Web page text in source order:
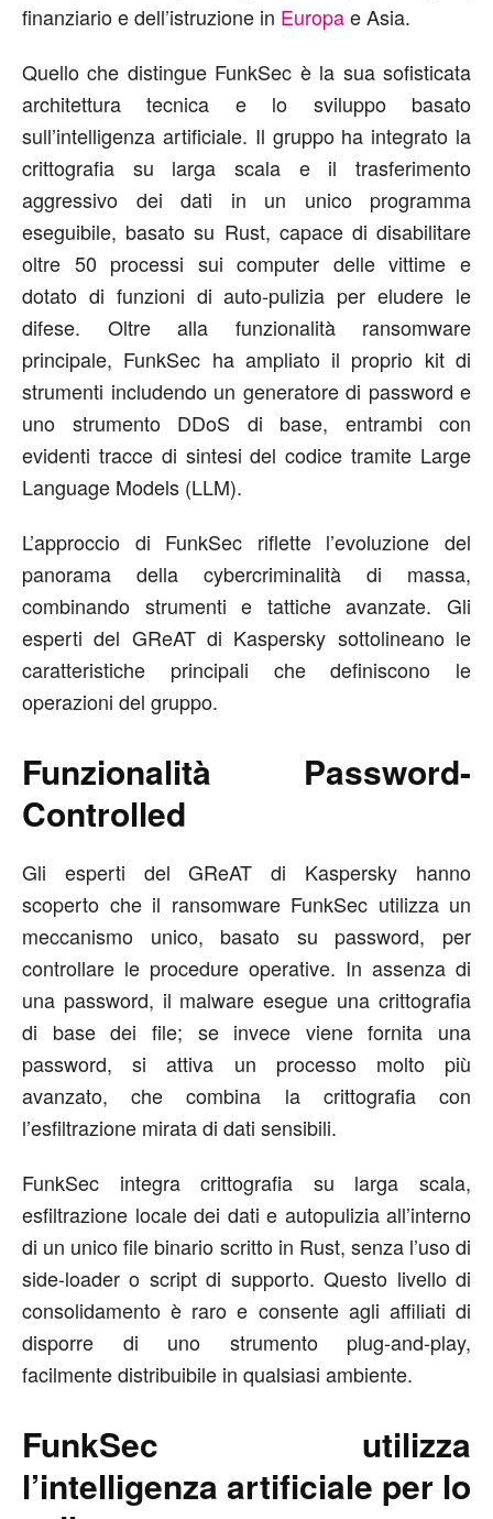
finanziario e dell’istruzione in Europae Asia.
Quello che distingue FunkSec è la sua sofisticata
architettura tecnica e lo sviluppo basato
sull’intelligenza artificiale. Il gruppo ha integrato la
crittografia su larga scala e il trasferimento
aggressivo dei dati in un unico programma
eseguibile, basato su Rust, capace di disabilitare
oltre 50 processi sui computer delle vittime e
dotato di funzioni di auto-pulizia per eludere le
difese. Oltre alla funzionalità ransomware
principale, FunkSec ha ampliato il proprio kit di
strumenti includendo un generatore di password e
uno strumento DDoS di base, entrambi con
evidenti tracce di sintesi del codice tramite Large
Language Models (LLM).
L’approccio di FunkSec riflette l’evoluzione del
panorama della cybercriminalità di massa,
combinando strumenti e tattiche avanzate. Gli
esperti del GReAT di Kaspersky sottolineano le
caratteristiche principali che definiscono le
operazioni del gruppo.
Funzionalità Password-
Controlled
Gli esperti del GReAT di Kaspersky hanno
scoperto che il ransomware FunkSec utilizza un
meccanismo unico, basato su password, per
controllare le procedure operative. In assenza di
una password, il malware esegue una crittografia
di base dei file; se invece viene fornita una
password, si attiva un processo molto più
avanzato, che combina la crittografia con
l’esfiltrazione mirata di dati sensibili.
FunkSec integra crittografia su larga scala,
esfiltrazione locale dei dati e autopulizia all’interno
di un unico file binario scritto in Rust, senza l’uso di
side-loader o script di supporto. Questo livello di
consolidamento è raro e consente agli affiliati di
disporre di uno strumento plug-and-play,
facilmente distribuibile in qualsiasi ambiente.
FunkSec utilizza
l’intelligenza artificiale per lo